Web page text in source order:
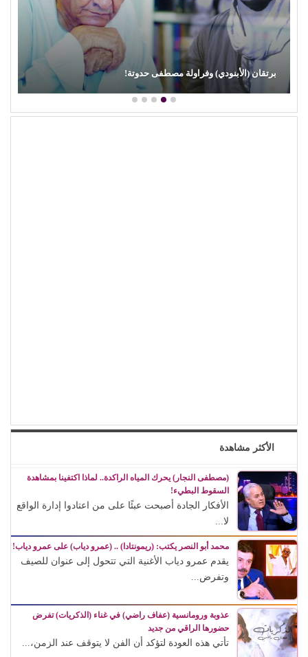
برتقان (الأبنودي) وفراولة مصطفى حدوتة!
الأكثر مشاهدة
(مصطفى النجار) يحرك المياه الراكدة.. لماذا اكتفينا بمشاهدة
السقوط البطيء!
الأفكار الجادة أصبحت عبئًا على من اعتادوا إدارة الواقع
لا...
محمد أبو النصر يكتب: (ريمونتادا) .. (عمرو دياب) على عمرو دياب!
يقدم عمرو دياب الأغنية التي تتحول إلى عنوان للصيف
وتفرض...
عذوبة ورومانسية (عفاف راضي) في غناء (الذكريات) تفرض
حضورها الراقي من جديد
تأتي هذه العودة لتؤكد أن الفن لا يتوقف عند الزمن،...